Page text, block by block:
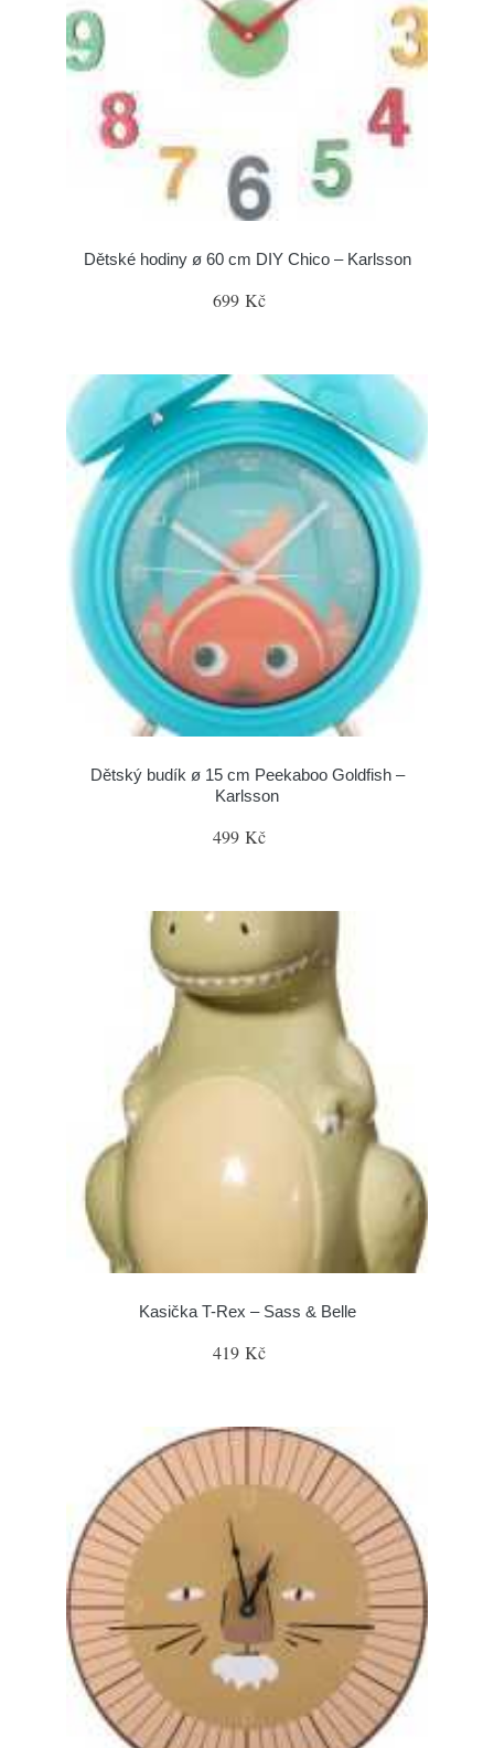
Dětské hodiny ø 60 cm DIY Chico – Karlsson
699 Kč
Dětský budík ø 15 cm Peekaboo Goldfish –
Karlsson
499 Kč
Kasička T-Rex – Sass & Belle
419 Kč